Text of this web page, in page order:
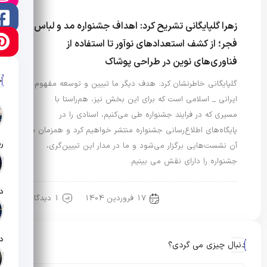
زهرا گلپایگانی تشریح کرد: اهداف جشنواره مد و لباس
فجر؛ از کشف استعدادهای نوآور تا استفاده از
فناوری‌های نوین در طراحی پوشاک
گلپایگانی خاطرنشان کرد: هدف دیگر ما تبیین و توسعه مفهوم
ایرانی _ اسلامی است که برای این بخش نیز، هم‌راستا با
مسیری که در فرایند جشنواره طی می‌کنیم، اسنادی را در
پایگاه‌های اطلاع‌رسانی جشنواره منتشر خواهیم کرد و همزمان با
آن نشست‌هایی برگزار می‌شود و ما در مدار این تبیین‌گری،
جشنواره را دارای نقش می بینیم.
17 فروردین 1404 1 دیدگاه
دنبال چیزی می گردی؟